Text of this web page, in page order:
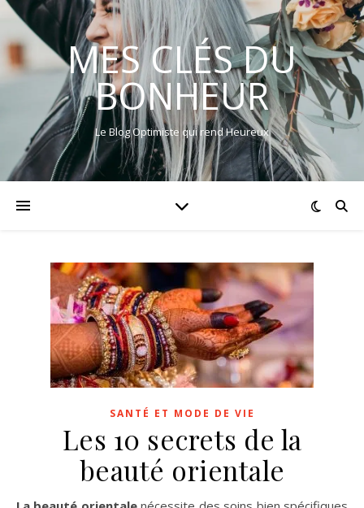
MES CLÉS DU
BONHEUR
Le Blog Optimiste qui rend Heureux
SANTÉ ET MODE DE VIE
Les 10 secrets de la
beauté orientale